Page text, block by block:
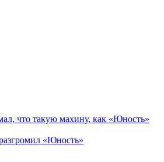
что такую махину, как «Юность»
«Юность»